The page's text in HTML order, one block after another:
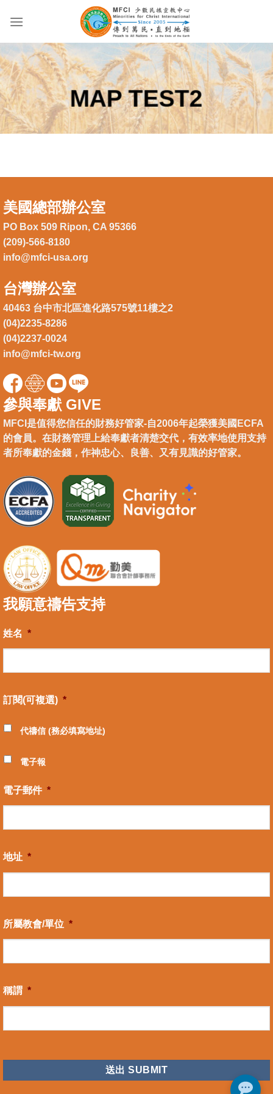
MAP TEST2
美國總部辦公室
PO Box 509 Ripon, CA 95366
(209)-566-8180
info@mfci-usa.org
台灣辦公室
40463 台中市北區進化路575號11樓之2
(04)2235-8286
(04)2237-0024
info@mfci-tw.org
參與奉獻 GIVE
MFCI是值得您信任的財務好管家-自2006年起榮獲美國ECFA
的會員。在財務管理上給奉獻者清楚交代，有效率地使用支持
者所奉獻的金錢，作神忠心、良善、又有見識的好管家。
我願意禱告支持
姓名 *
訂閱(可複選) *
代禱信 (務必填寫地址)
電子報
電子郵件 *
地址 *
所屬教會/單位 *
稱謂 *